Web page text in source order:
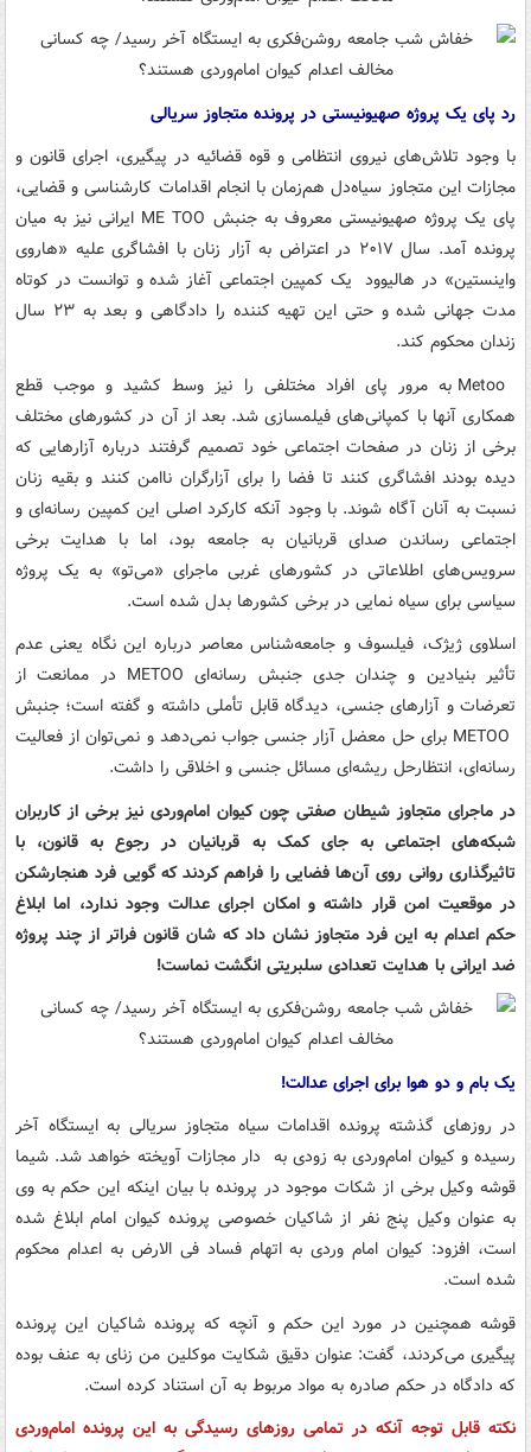
رد پای یک پروژه صهیونیستی در پرونده متجاوز سریالی
با وجود تلاش‌های نیروی انتظامی و قوه قضائیه در پیگیری، اجرای قانون و
مجازات این متجاوز سیاه‌دل هم‌زمان با انجام اقدامات کارشناسی و قضایی،
پای یک پروژه صهیونیستی معروف به جنبش ME TOO ایرانی نیز به میان
پرونده آمد. سال ۲۰۱۷ در اعتراض به آزار زنان با افشاگری علیه «هاروی
واینستین» در هالیوود یک کمپین اجتماعی آغاز شده و توانست در کوتاه
مدت جهانی شده و حتی این تهیه کننده را دادگاهی و بعد به ۲۳ سال
زندان محکوم کند.
Metoo به مرور پای افراد مختلفی را نیز وسط کشید و موجب قطع
همکاری آنها با کمپانی‌های فیلمسازی شد. بعد از آن در کشورهای مختلف
برخی از زنان در صفحات اجتماعی خود تصمیم گرفتند درباره آزارهایی که
دیده بودند افشاگری کنند تا فضا را برای آزارگران ناامن کنند و بقیه زنان
نسبت به آنان آگاه شوند. با وجود آنکه کارکرد اصلی این کمپین رسانه‌ای و
اجتماعی رساندن صدای قربانیان به جامعه بود، اما با هدایت برخی
سرویس‌های اطلاعاتی در کشورهای غربی ماجرای «می‌تو» به یک پروژه
سیاسی برای سیاه نمایی در برخی کشورها بدل شده است.
اسلاوی ژیژک، فیلسوف و جامعه‌شناس معاصر درباره این نگاه یعنی عدم
تأثیر بنیادین و چندان جدی جنبش رسانه‌ای METOO در ممانعت از
تعرضات و آزارهای جنسی، دیدگاه قابل تأملی داشته و گفته است؛ جنبش
METOO برای حل معضل آزار جنسی جواب نمی‌دهد و نمی‌توان از فعالیت
رسانه‌ای، انتظارحل ریشه‌ای مسائل جنسی و اخلاقی را داشت.
در ماجرای متجاوز شیطان صفتی چون کیوان امام‌وردی نیز برخی از کاربران
شبکه‌های اجتماعی به جای کمک به قربانیان در رجوع به قانون، با
تاثیرگذاری روانی روی آن‌ها فضایی را فراهم کردند که گویی فرد هنجارشکن
در موقعیت امن قرار داشته و امکان اجرای عدالت وجود ندارد، اما ابلاغ
حکم اعدام به این فرد متجاوز نشان داد که شان قانون فراتر از چند پروژه
ضد ایرانی با هدایت تعدادی سلبریتی انگشت نماست!
یک بام و دو هوا برای اجرای عدالت!
در روزهای گذشته پرونده اقدامات سیاه متجاوز سریالی به ایستگاه آخر
رسیده و کیوان امام‌وردی به زودی به دار مجازات آویخته خواهد شد. شیما
قوشه وکیل برخی از شکات موجود در پرونده با بیان اینکه این حکم به وی
به عنوان وکیل پنج نفر از شاکیان خصوصی پرونده کیوان امام ابلاغ شده
است، افزود: کیوان امام وردی به اتهام فساد فی الارض به اعدام محکوم
شده است.
قوشه همچنین در مورد این حکم و آنچه که پرونده شاکیان این پرونده
پیگیری می‌کردند، گفت: عنوان دقیق شکایت موکلین من زنای به عنف بوده
که دادگاه در حکم صادره به مواد مربوط به آن استناد کرده است.
نکته قابل توجه آنکه در تمامی روزهای رسیدگی به این پرونده امام‌وردی